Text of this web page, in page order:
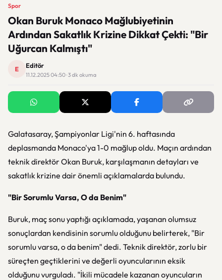
Spor
Okan Buruk Monaco Mağlubiyetinin
Ardından Sakatlık Krizine Dikkat Çekti: "Bir
Uğurcan Kalmıştı"
E Editör
11.12.2025 04:50 · 3 dk okuma
Galatasaray, Şampiyonlar Ligi'nin 6. haftasında
deplasmanda Monaco'ya 1-0 mağlup oldu. Maçın ardından
teknik direktör Okan Buruk, karşılaşmanın detayları ve
sakatlık krizine dair önemli açıklamalarda bulundu.
"Bir Sorumlu Varsa, O da Benim"
Buruk, maç sonu yaptığı açıklamada, yaşanan olumsuz
sonuçlardan kendisinin sorumlu olduğunu belirterek, "Bir
sorumlu varsa, o da benim" dedi. Teknik direktör, zorlu bir
süreçten geçtiklerini ve değerli oyuncularının eksik
olduğunu vurguladı. "İkili mücadele kazanan oyuncuların